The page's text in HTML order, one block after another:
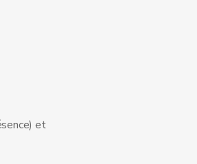
et